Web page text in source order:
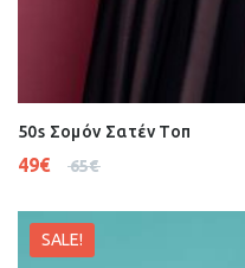
50s Σομόν Σατέν Τοπ
65€
49€
SALE!